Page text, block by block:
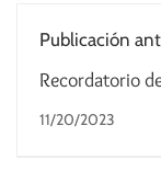
Publicación
Recordatorio
edición del Reloj
11/20/2023